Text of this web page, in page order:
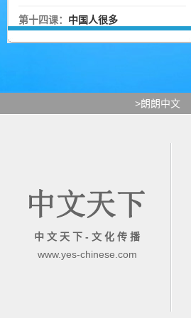
第十四课： 中国人很多
>朗朗中文
中 文 天 下 - 文 化 传 播
www.yes-chinese.com